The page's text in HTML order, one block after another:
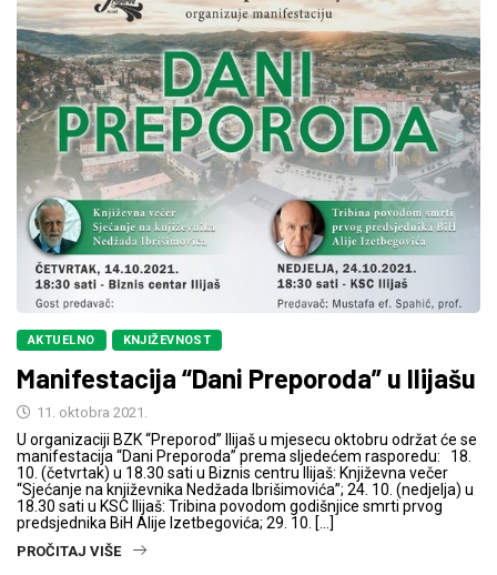
AKTUELNO KNJIŽEVNOST
Manifestacija “Dani Preporoda” u Ilijašu
11. oktobra 2021.
U organizaciji BZK “Preporod” Ilijaš u mjesecu oktobru održat će se
manifestacija “Dani Preporoda” prema sljedećem rasporedu: 18.
10. (četvrtak) u 18.30 sati u Biznis centru Ilijaš: Književna večer
“Sjećanje na književnika Nedžada Ibrišimovića”; 24. 10. (nedjelja) u
18.30 sati u KSC Ilijaš: Tribina povodom godišnjice smrti prvog
predsjednika BiH Alije Izetbegovića; 29. 10. […]
PROČITAJ VIŠE